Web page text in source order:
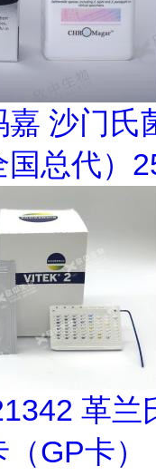
嘉 沙门氏
国总代）
革兰
GP卡）